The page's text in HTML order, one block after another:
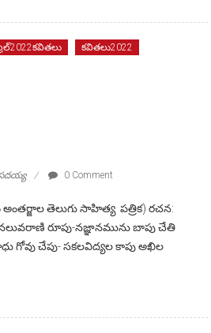
కవితలు2022
సదయ్య 0 Comment
తెలుగు సాహిత్య పత్రిక) రచన:
రూపు-నజ్ఞానమును బాపు చేతి
గోవు చేపు- సకలవిద్యల కాపు అఖిల